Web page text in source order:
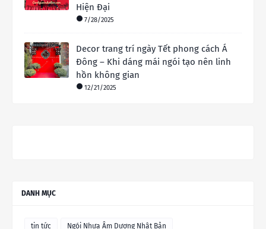
Hiện Đại
7/28/2025
Decor trang trí ngày Tết phong cách Á
Đông – Khi dáng mái ngói tạo nên linh
hồn không gian
12/21/2025
DANH MỤC
tin tức Ngói Nhựa Âm Dương Nhật Bản